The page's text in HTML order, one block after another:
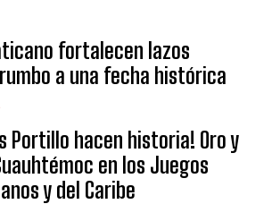
fortalecen lazos
a una fecha histórica
Portillo hacen historia! Oro y
en los Juegos
y del Caribe